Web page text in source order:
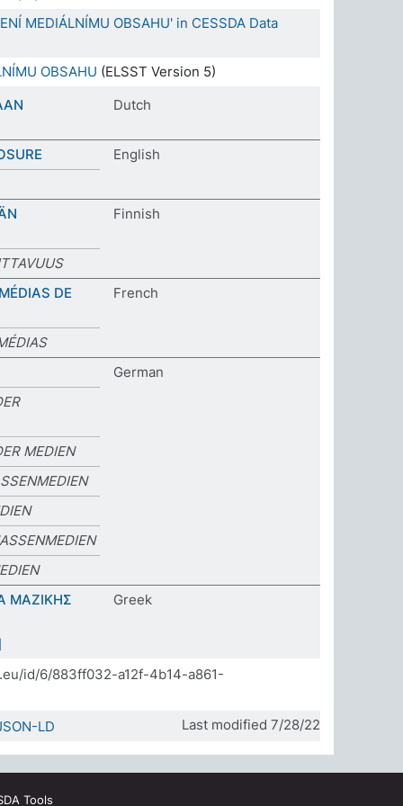
MEDIÁLNÍMU OBSAHU' in CESSDA Data
OBSAHU (ELSST Version 5)
Dutch
English
Finnish
DE
French
German
MEDIEN
ΜΑΖΙΚΗΣ
Greek
id/6/883ff032-a12f-4b14-a861-
LD Last modified 7/28/22
Tools